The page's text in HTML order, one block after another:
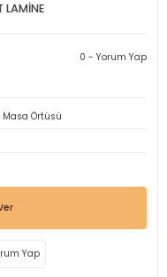
LAMİNE
0 - Yorum Yap
Masa Örtüsü
Yap